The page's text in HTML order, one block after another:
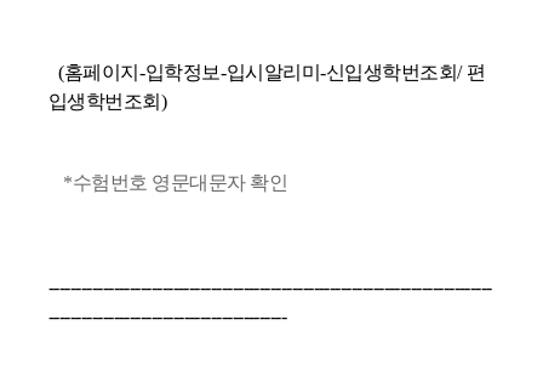
(홈페이지 -입학정보-입시알리미 -신입생학번조회/ 편
입생학번조회 )
*수험번호 영문대문자 확인
----------------------------------------------------------------------------------
--------------------------------------------